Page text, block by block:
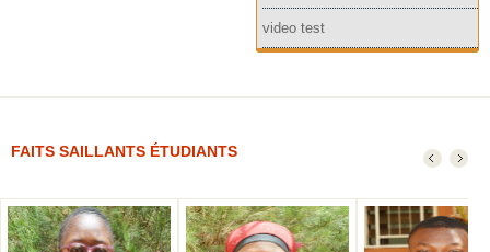
video test
FAITS SAILLANTS ÉTUDIANTS